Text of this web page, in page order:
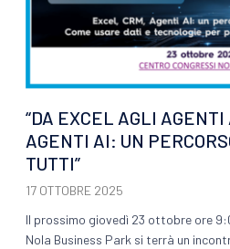
“DA EXCEL AGLI
AGENTI AI: UN
TUTTI”
17 OTTOBRE 2025
Il prossimo giovedì 23 ottobre ore
Nola Business Park si terrà un